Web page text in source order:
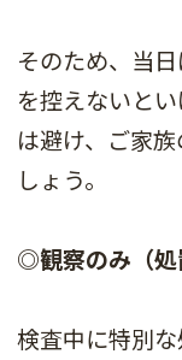
そのため、当
を控えないと
は避け、ご家
しょう。
◎観察のみ（処
検査中に特別